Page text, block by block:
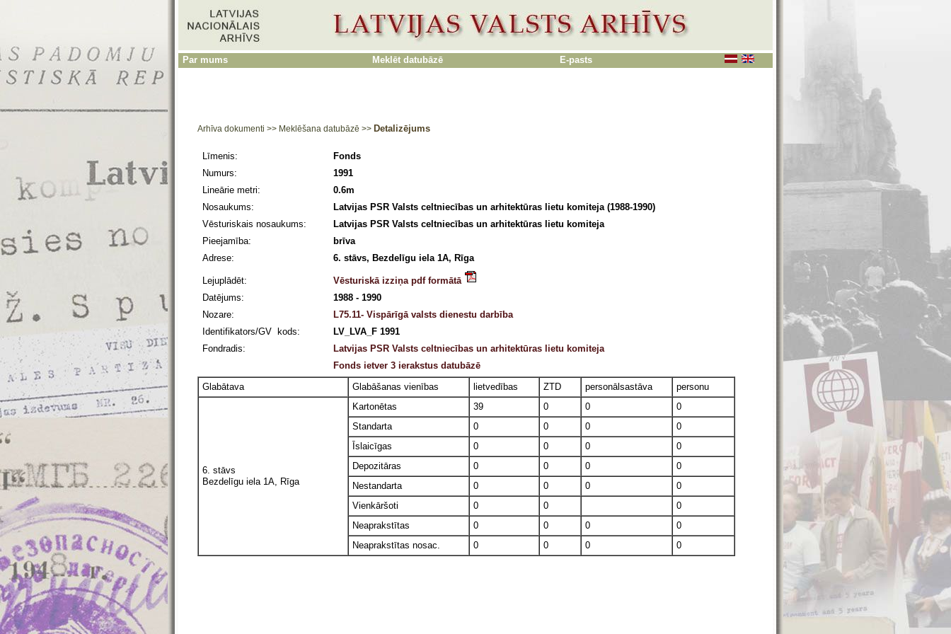
Par mums Meklēt datubāzē E-pasts
Arhīva dokumenti >> Meklēšana datubāzē >> Detalizējums
Līmenis:
Fonds
Numurs:
1991
Lineārie metri:
0.6m
Nosaukums:
Latvijas PSR Valsts celtniecības un arhitektūras lietu komiteja (1988-1990)
Vēsturiskais nosaukums:
Latvijas PSR Valsts celtniecības un arhitektūras lietu komiteja
Pieejamība:
brīva
Adrese:
6. stāvs, Bezdelīgu iela 1A, Rīga
Lejuplādēt:
Vēsturiskā izziņa pdf formātā
Datējums:
1988 - 1990
Nozare:
L75.11- Vispārīgā valsts dienestu darbība
Identifikators/GV kods:
LV_LVA_F 1991
Fondradis:
Latvijas PSR Valsts celtniecības un arhitektūras lietu komiteja
Fonds ietver 3 ierakstus datubāzē
Glabātava
Glabāšanas vienības lietvedības ZTD personālsastāva personu
6. stāvs
Bezdelīgu iela 1A, Rīga
Kartonētas 39 0 0
0
Standarta
0 0 0
0
Īslaicīgas
0 0 0
0
Depozitāras
0 0 0
0
Nestandarta
0 0 0
0
Vienkāršoti
0 0
0
Neaprakstītas
0 0 0
0
Neaprakstītas nosac.
0 0 0 0